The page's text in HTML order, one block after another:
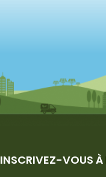
INSCRIVEZ-VOUS À